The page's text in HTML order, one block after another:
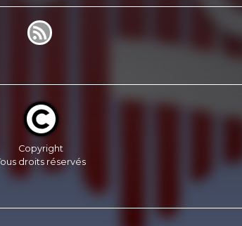
Copyright
droits réservés